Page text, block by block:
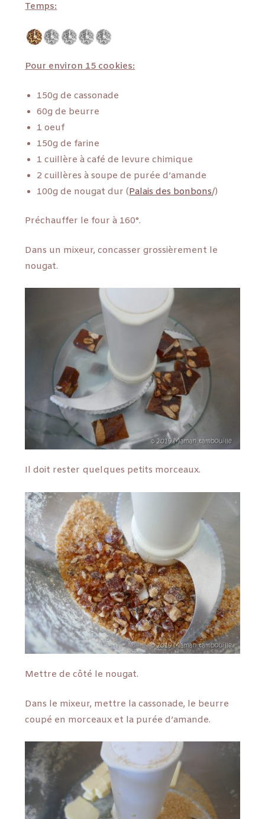
Temps:
Pour environ 15 cookies:
150g de cassonade
60g de beurre
1 oeuf
150g de farine
1 cuillère à café de levure chimique
2 cuillères à soupe de purée d’amande
100g de nougat dur (Palais des bonbons/)
Préchauffer le four à 160°.
Dans un mixeur, concasser grossièrement le
nougat.
Il doit rester quelques petits morceaux.
Mettre de côté le nougat.
Dans le mixeur, mettre la cassonade, le beurre
coupé en morceaux et la purée d’amande.